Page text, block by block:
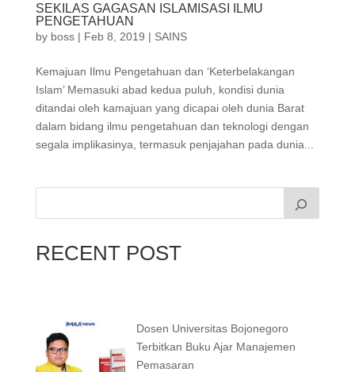
SEKILAS GAGASAN ISLAMISASI ILMU
PENGETAHUAN
by boss| Feb 8, 2019 | SAINS
Kemajuan Ilmu Pengetahuan dan ‘Keterbelakangan
Islam’ Memasuki abad kedua puluh, kondisi dunia
ditandai oleh kamajuan yang dicapai oleh dunia Barat
dalam bidang ilmu pengetahuan dan teknologi dengan
segala implikasinya, termasuk penjajahan pada dunia...
RECENT POST
Dosen Universitas Bojonegoro
Terbitkan Buku Ajar Manajemen
Pemasaran